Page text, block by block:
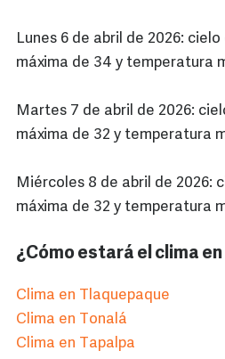
Lunes 6 de abril de 2026:
máxima de 34 y temperatura
Martes 7 de abril de 2026:
máxima de 32 y temperatura
Miércoles 8 de abril de 2026:
máxima de 32 y temperatura
¿Cómo estará el clima
Clima en Tlaquepaque
Clima en Tonalá
Clima en Tapalpa